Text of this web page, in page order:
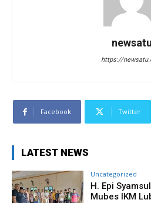
newsatu
https://
Facebook Twitter
LATEST NEWS
Uncategorized
H. Epi
Mubes IKM